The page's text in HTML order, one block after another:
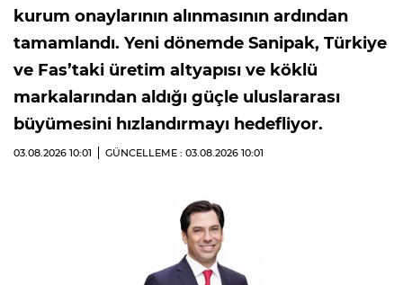
kurum onaylarının alınmasının ardından
tamamlandı. Yeni dönemde Sanipak, Türkiye
ve Fas’taki üretim altyapısı ve köklü
markalarından aldığı güçle uluslararası
büyümesini hızlandırmayı hedefliyor.
03.08.2026 10:01 GÜNCELLEME : 03.08.2026 10:01